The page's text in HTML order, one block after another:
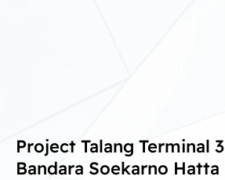
Project Talang Terminal 3
Bandara Soekarno Hatta